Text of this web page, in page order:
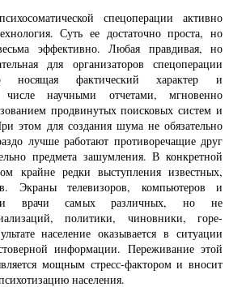
спецоперации активно
Суть ее достаточно проста, но
эффективно. Любая правдивая, но
для организаторов спецоперации
носящая фактический характер и
научными отчетами, мгновенно
продвинутых поисковых систем и
этом для создания шума не обязательно
лучше работают противоречащие друг
предмета зашумления. В конкретной
крайне редки выступления известных,
Экраны телевизоров, компьютеров и
врачи самых различных, но не
политики, чиновники, горе-
население оказывается в ситуации
информации. Переживание этой
мощным стресс-фактором и вносит
населения.